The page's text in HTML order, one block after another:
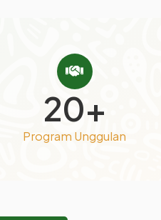
20+
Program Unggulan